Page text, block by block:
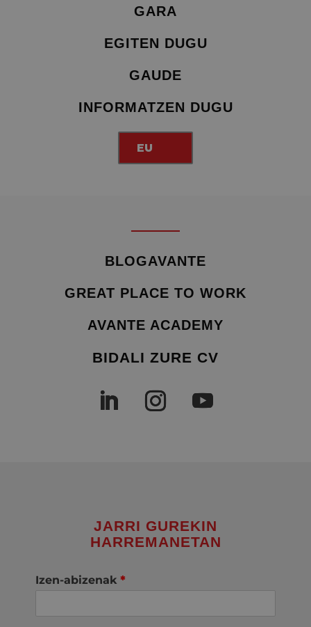
GARA
EGITEN DUGU
GAUDE
INFORMATZEN DUGU
EU
BLOGAVANTE
GREAT PLACE TO WORK
AVANTE ACADEMY
BIDALI ZURE CV
JARRI GUREKIN
HARREMANETAN
Izen-abizenak *